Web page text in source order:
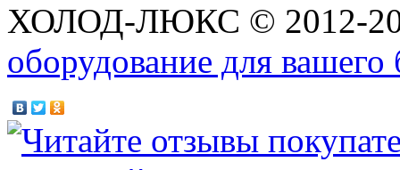
ХОЛОД-ЛЮКС © 2012-
оборудование для вашего